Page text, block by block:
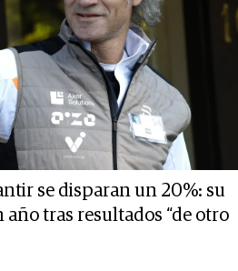
se disparan un 20%: su
tras resultados “de otro